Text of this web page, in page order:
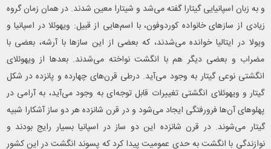
و به زبان اسپانیایی گیتارا گفته می‌شد و شیتارا معین شدند. در همان زمان گروه
زیادی از سازهای خانواده کوردوفون، با اسم‌هایی از قبیل: ویهوئلا در اسپانیا و
ویولا در ایتالیا خوانده می‌شدند، که بعضی از این سازها با آرشه، بعضی با
مضراب و بعضی دیگر هم با انگشت نواخته می‌شدند. بعدها از ویهوئلای
انگشتی نوعی گیتار به وجود می‌آید. درطی قرن‌های چهارده و پانزده در شکل
گیتار و ویهوئلای انگشتی تغییرات قابل توجه‌ای به وجود می‌آید، به آرامی در
پهلوهای آن‌ها فرورفتگی ایجاد می‌شود و در قرن شانزده هر دو ساز آشکارا شبیه
گیتار می‌شوند. در قرن شانزده این دو ساز در اسپانیا بسیار رایج بودند و
نوازندگی با انگشت به حدی عمومیت پیدا کرد که پسوند انگشت در این کشور